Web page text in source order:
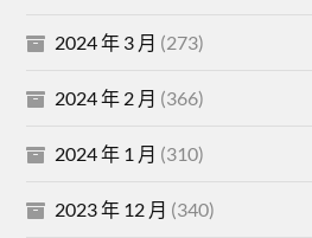
2024 年 3 月 (273)
2024 年 2 月 (366)
2024 年 1 月 (310)
2023 年 12 月 (340)